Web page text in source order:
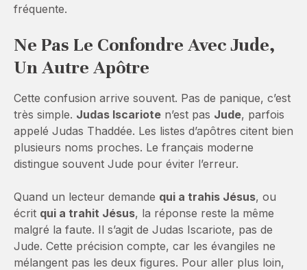
fréquente.
Ne Pas Le Confondre Avec Jude,
Un Autre Apôtre
Cette confusion arrive souvent. Pas de panique, c’est
très simple. Judas Iscariote n’est pas Jude, parfois
appelé Judas Thaddée. Les listes d’apôtres citent bien
plusieurs noms proches. Le français moderne
distingue souvent Jude pour éviter l’erreur.
Quand un lecteur demande qui a trahis Jésus, ou
écrit qui a trahit Jésus, la réponse reste la même
malgré la faute. Il s’agit de Judas Iscariote, pas de
Jude. Cette précision compte, car les évangiles ne
mélangent pas les deux figures. Pour aller plus loin,